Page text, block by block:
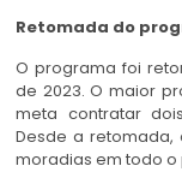
Retomada do
O programa foi
de 2023. O maior
meta contratar
Desde a retomada,
moradias em todo o